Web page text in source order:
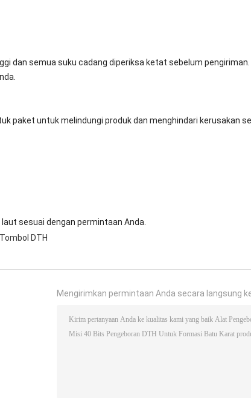
dan semua suku cadang diperiksa ketat sebelum pengiriman.
paket untuk melindungi produk dan menghindari kerusakan
sesuai dengan permintaan Anda.
DTH
Mengirimkan permintaan Anda secara langsung